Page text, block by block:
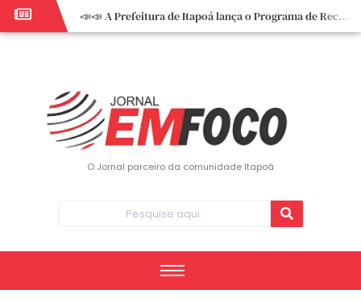
📣📣 A Prefeitura de Itapoá lança o Programa de Recuperação Fiscal (REFIS).
📢 Empreendedor do turismo, esta oportunidade é para você! Itapoá – SC.
O Jornal parceiro da comunidade Itapoá